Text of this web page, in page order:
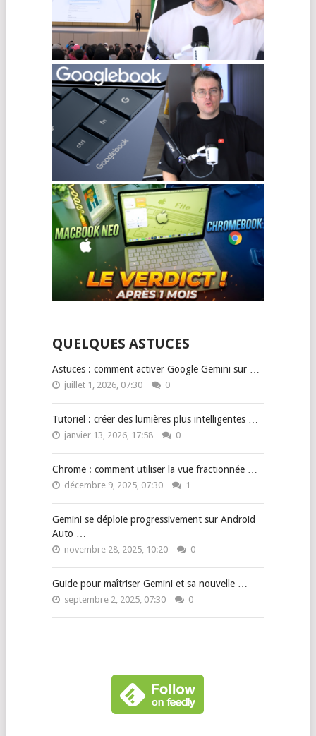
QUELQUES ASTUCES
Astuces : comment activer Google Gemini sur …
juillet 1, 2026, 07:30 0
Tutoriel : créer des lumières plus intelligentes …
janvier 13, 2026, 17:58 0
Chrome : comment utiliser la vue fractionnée …
décembre 9, 2025, 07:30 1
Gemini se déploie progressivement sur Android
Auto …
novembre 28, 2025, 10:20 0
Guide pour maîtriser Gemini et sa nouvelle …
septembre 2, 2025, 07:30 0